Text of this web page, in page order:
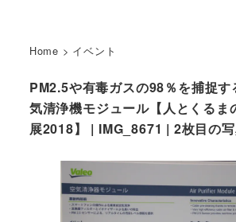
Home > イベント
PM2.5や有毒ガスの98％を捕捉す
気清浄機モジュール【人とくるま
展2018】 | IMG_8671 | 2枚目の写